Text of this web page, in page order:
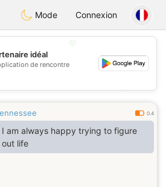
EkteNordmenn
Mode Connexion
💕
idéal
de rencontre
0.4
I am always happy trying to figure
out life